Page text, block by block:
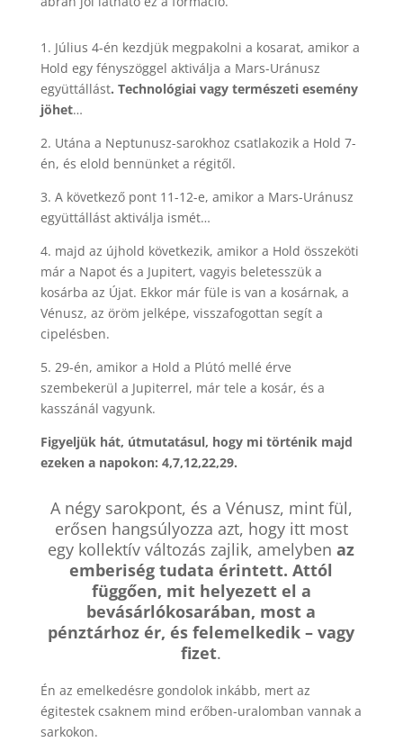
1. Július 4-én kezdjük megpakolni a kosarat, amikor a
Hold egy fényszöggel aktiválja a Mars-Uránusz
együttállást. Technológiai vagy természeti esemény
jöhet…
2. Utána a Neptunusz-sarokhoz csatlakozik a Hold 7-
én, és elold bennünket a régitől.
3. A következő pont 11-12-e, amikor a Mars-Uránusz
együttállást aktiválja ismét…
4. majd az újhold következik, amikor a Hold összeköti
már a Napot és a Jupitert, vagyis beletesszük a
kosárba az Újat. Ekkor már füle is van a kosárnak, a
Vénusz, az öröm jelképe, visszafogottan segít a
cipelésben.
5. 29-én, amikor a Hold a Plútó mellé érve
szembekerül a Jupiterrel, már tele a kosár, és a
kasszánál vagyunk.
Figyeljük hát, útmutatásul, hogy mi történik majd
ezeken a napokon: 4,7,12,22,29.
A négy sarokpont, és a Vénusz, mint fül,
erősen hangsúlyozza azt, hogy itt most
egy kollektív változás zajlik, amelybenaz
emberiség tudata érintett. Attól
függően, mit helyezett el a
bevásárlókosarában, most a
pénztárhoz ér, és felemelkedik – vagy
fizet.
Én az emelkedésre gondolok inkább, mert az
égitestek csaknem mind erőben-uralomban vannak a
sarkokon.